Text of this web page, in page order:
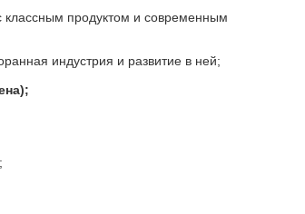
классным продуктом и современным
индустрия и развитие в ней;
;